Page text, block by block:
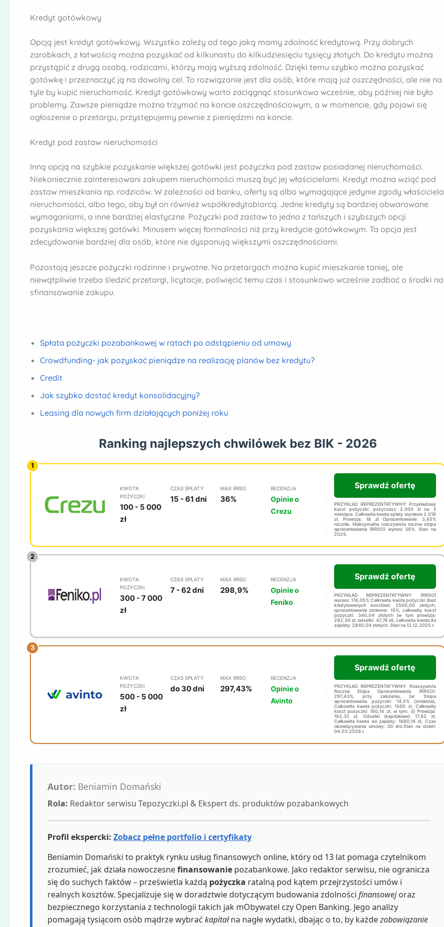
Kredyt gotówkowy
Opcją jest kredyt gotówkowy. Wszystko zależy od tego jaką mamy zdolność kredytową. Przy dobrych
zarobkach, z łatwością można pozyskać od kilkunastu do kilkudziesięciu tysięcy złotych. Do kredytu można
przystąpić z drugą osobą, rodzicami, którzy mają wyższą zdolność. Dzięki temu szybko można pozyskać
gotówkę i przeznaczyć ją na dowolny cel. To rozwiązanie jest dla osób, które mają już oszczędności, ale nie na
tyle by kupić nieruchomość. Kredyt gotówkowy warto zaciągnąć stosunkowo wcześnie, aby później nie było
problemy. Zawsze pieniądze można trzymać na koncie oszczędnościowym, a w momencie, gdy pojawi się
ogłoszenie o przetargu, przystępujemy pewnie z pieniędzmi na koncie.
Kredyt pod zastaw nieruchomości
Inną opcją na szybkie pozyskanie większej gotówki jest pożyczka pod zastaw posiadanej nieruchomości.
Niekoniecznie zainteresowani zakupem nieruchomości muszą być jej właścicielami. Kredyt można wziąć pod
zastaw mieszkania np. rodziców. W zależności od banku, oferty są albo wymagające jedynie zgody właściciela
nieruchomości, albo tego, aby był on również współkredytobiorcą. Jedne kredyty są bardziej obwarowane
wymaganiami, a inne bardziej elastyczne. Pożyczki pod zastaw to jedna z tańszych i szybszych opcji
pozyskania większej gotówki. Minusem więcej formalności niż przy kredycie gotówkowym. Ta opcja jest
zdecydowanie bardziej dla osób, które nie dysponują większymi oszczędnościami.
Pozostają jeszcze pożyczki rodzinne i prywatne. Na przetargach można kupić mieszkanie taniej, ale
niewątpliwie trzeba śledzić przetargi, licytacje, poświęcić temu czas i stosunkowo wcześnie zadbać o środki na
sfinansowanie zakupu.
Spłata pożyczki pozabankowej w ratach po odstąpieniu od umowy
Crowdfunding- jak pozyskać pieniądze na realizację planów bez kredytu?
Credit
Jak szybko dostać kredyt konsolidacyjny?
Leasing dla nowych firm działających poniżej roku
Ranking najlepszych chwilówek bez BIK - 2026
KWOTA
POŻYCZKI
100 - 5 000
zł
CZAS SPŁATY
15 - 61 dni
MAX RRSO
36%
RECENZJA
Opinie o
Crezu
Sprawdź ofertę
PRZYKŁAD REPREZENTATYWNY: Przykładowy
koszt pożyczki: pożyczasz 2.000 zł na 3
miesiące. Całkowita kwota spłaty wyniesie 2.018
zł. Prowizja: 18 zł Oprocentowanie: 3,65%
rocznie. Maksymalna rzeczywista roczna stopa
oprocentowania (RRSO) wynosi 36%. Stan na
2025.
KWOTA
POŻYCZKI
300 - 7 000
zł
CZAS SPŁATY
7 - 62 dni
MAX RRSO
298,9%
RECENZJA
Opinie o
Feniko
Sprawdź ofertę
PRZYKŁAD REPREZENTATYWNY: (RRSO)
wynosi: 174,05% Całkowita kwota pożyczki (bez
kredytowanych kosztów): 2500,00 złotych,
oprocentowanie zmienne: 15%, całkowity koszt
pożyczki: 340,04 złotych (w tym prowizja:
292,30 zł, odsetki: 47,74 zł), całkowita kwota do
zapłaty: 2840,04 złotych. Stan na 12.12.2025 r.
KWOTA
POŻYCZKI
500 - 5 000
zł
CZAS SPŁATY
do 30 dni
MAX RRSO
297,43%
RECENZJA
Opinie o
Avinto
Sprawdź ofertę
PRZYKŁAD REPREZENTATYWNY: Rzeczywista
Roczna Stopa Oprocentowania (RRSO):
297,43%, przy założeniu, że: Stopa
oprocentowania pożyczki: 14,5% (zmienna),
Całkowita kwota pożyczki: 1500 zł, Całkowity
koszt pożyczki: 180,14 zł, w tym: (i) Prowizja:
162,32 zł, Odsetki (kapitałowe): 17,82 zł,
Całkowita kwota do zapłaty: 1680,14 zł, Czas
obowiązywania umowy: 30 dni.Stan na dzień:
04.03.2026 r.
Autor: Beniamin Domański
Rola: Redaktor serwisu Tepozyczki.pl & Ekspert ds. produktów pozabankowych
Profil ekspercki: Zobacz pełne portfolio i certyfikaty
Beniamin Domański to praktyk rynku usług finansowych online, który od 13 lat pomaga czytelnikom
zrozumieć, jak działa nowoczesnefinansowanie pozabankowe. Jako redaktor serwisu, nie ogranicza
się do suchych faktów – prześwietla każdą pożyczka ratalną pod kątem przejrzystości umów i
realnych kosztów. Specjalizuje się w doradztwie dotyczącym budowania zdolności finansowejoraz
bezpiecznego korzystania z technologii takich jak mObywatel czy Open Banking. Jego analizy
pomagają tysiącom osób mądrze wybrać kapitałna nagłe wydatki, dbając o to, by każdezobowiązanie